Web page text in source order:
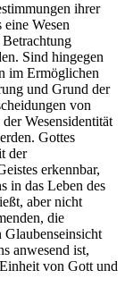
ihrer
eine Wesen
Sind hingegen
im Ermöglichen
und Grund der
von
Wesensidentität
Gottes
der
erkennbar,
in das Leben des
aber nicht
die
anwesend ist,
von Gott und